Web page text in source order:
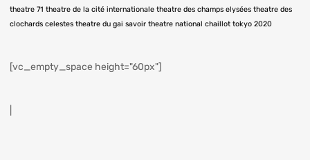
theatre 71 theatre de la cité internationale theatre des champs elysées theatre des
clochards celestes theatre du gai savoir theatre national chaillot tokyo 2020
[vc_empty_space height="60px"]